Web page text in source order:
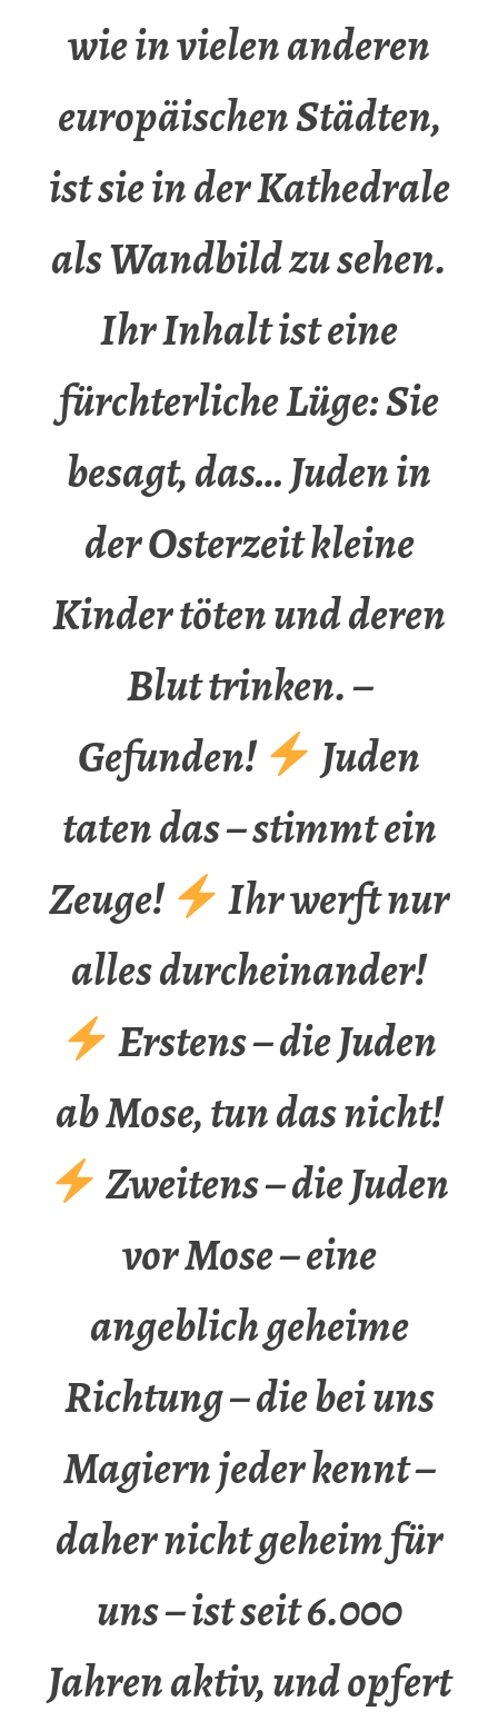
wie in vielen anderen
europäischen Städten,
ist sie in der Kathedrale
als Wandbild zu sehen.
Ihr Inhalt ist eine
fürchterliche Lüge: Sie
besagt, das… Juden in
der Osterzeit kleine
Kinder töten und deren
Blut trinken. –
Gefunden!
Juden
taten das – stimmt ein
Zeuge!
Ihr werft nur
alles durcheinander!
Erstens – die Juden
ab Mose, tun das nicht!
Zweitens – die Juden
vor Mose – eine
angeblich geheime
Richtung – die bei uns
Magiern jeder kennt –
daher nicht geheim für
uns – ist seit 6.000
Jahren aktiv, und opfert